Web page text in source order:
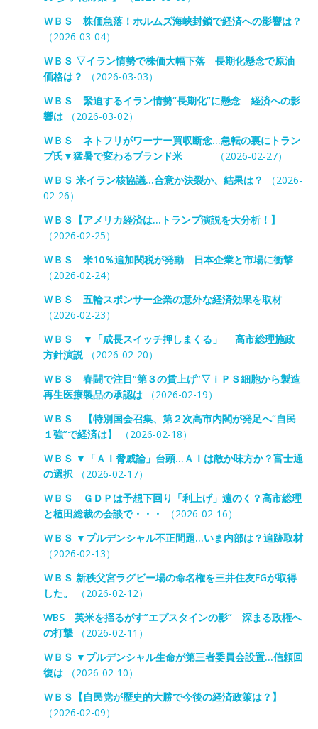
ＷＢＳ 株価急落！ホルムズ海峡封鎖で経済への影響は？
（2026-03-04）
ＷＢＳ ▽イラン情勢で株価大幅下落 長期化懸念で原油
価格は？
（2026-03-03）
ＷＢＳ 緊迫するイラン情勢“長期化”に懸念 経済への影
響は（2026-03-02）
ＷＢＳ ネトフリがワーナー買収断念…急転の裏にトラン
プ氏▼猛暑で変わるブランド米
（2026-02-27）
ＷＢＳ 米イラン核協議…合意か決裂か、結果は？
（2026-
02-26）
ＷＢＳ【アメリカ経済は…トランプ演説を大分析！】
（2026-02-25）
ＷＢＳ 米10％追加関税が発動 日本企業と市場に衝撃
（2026-02-24）
ＷＢＳ 五輪スポンサー企業の意外な経済効果を取材
（2026-02-23）
ＷＢＳ ▼「成長スイッチ押しまくる」 高市総理施政
方針演説（2026-02-20）
ＷＢＳ 春闘で注目“第３の賃上げ”▽ｉＰＳ細胞から製造
再生医療製品の承認は（2026-02-19）
ＷＢＳ 【特別国会召集、第２次高市内閣が発足へ“自民
１強”で経済は】
（2026-02-18）
ＷＢＳ ▼「ＡＩ脅威論」台頭…ＡＩは敵か味方か？富士通
の選択（2026-02-17）
ＷＢＳ ＧＤＰは予想下回り「利上げ」遠のく？高市総理
と植田総裁の会談で・・・
（2026-02-16）
ＷＢＳ ▼プルデンシャル不正問題…いま内部は？追跡取材
（2026-02-13）
ＷＢＳ 新秩父宮ラグビー場の命名権を三井住友FGが取得
した。
（2026-02-12）
WBS 英米を揺るがす”エプスタインの影” 深まる政権へ
の打撃（2026-02-11）
ＷＢＳ ▼プルデンシャル生命が第三者委員会設置…信頼回
復は（2026-02-10）
ＷＢＳ【自民党が歴史的大勝で今後の経済政策は？】
（2026-02-09）